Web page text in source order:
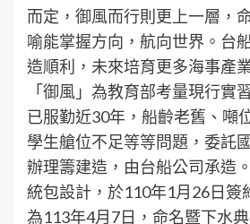
而定，御風而行則更上一層，
喻能掌握方向，航向世界。台
造順利，未來培育更多海事產
「御風」為教育部考量現行實
已服勤近30年，船齡老舊、噸
學生艙位不足等等問題，委託
辦理籌建造，由台船公司承造
統包設計，於110年1月26日簽
為113年4月7日，命名暨下水